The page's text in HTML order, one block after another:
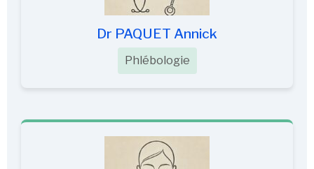
Dr PAQUET Annick
Phlébologie